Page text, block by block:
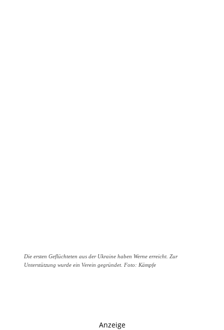
Die ersten Geflüchteten aus der Ukraine haben Werne erreicht. Zur
Unterstützung wurde ein Verein gegründet. Foto: Kämpfe
Anzeige